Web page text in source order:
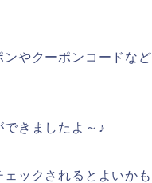
やクーポンコードなど
きましたよ～♪
ックされるとよいかも